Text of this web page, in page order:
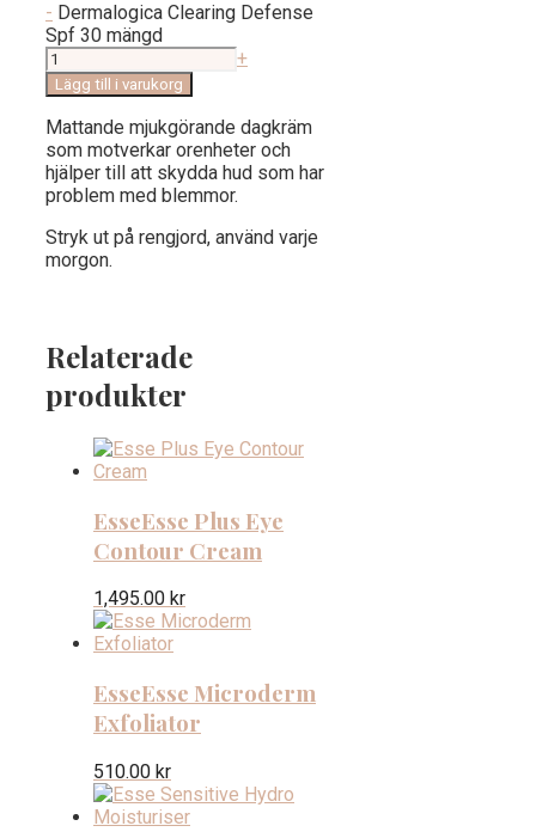
- Dermalogica Clearing Defense
Spf 30 mängd
+
Lägg till i varukorg
Mattande mjukgörande dagkräm
som motverkar orenheter och
hjälper till att skydda hud som har
problem med blemmor.
Stryk ut på rengjord, använd varje
morgon.
Relaterade
produkter
EsseEsse Plus Eye
Contour Cream
1,495.00 kr
EsseEsse Microderm
Exfoliator
510.00 kr